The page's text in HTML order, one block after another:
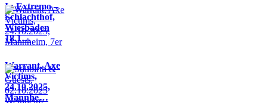
In Extremo –
Schlachthof,
Wiesbaden
18.1…
Warrant, Axe
Victims,
24.10.2025,
Mannhe…